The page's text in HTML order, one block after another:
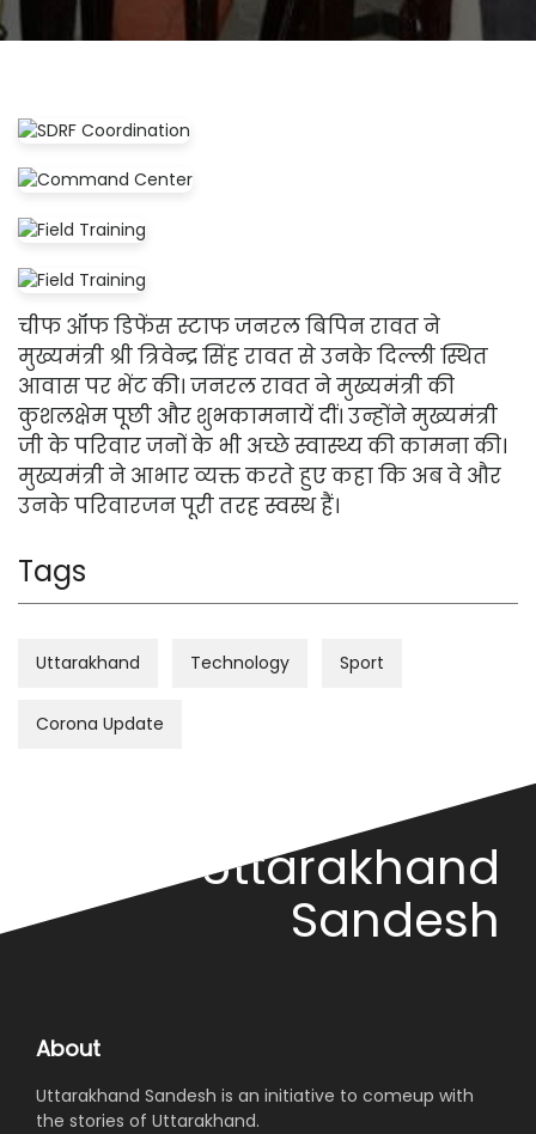
चीफ ऑफ डिफेंस स्टाफ जनरल बिपिन रावत ने
मुख्यमंत्री श्री त्रिवेन्द्र सिंह रावत से उनके दिल्ली स्थित
आवास पर भेंट की। जनरल रावत ने मुख्यमंत्री की
कुशलक्षेम पूछी और शुभकामनायें दीं। उन्होंने मुख्यमंत्री
जी के परिवार जनों के भी अच्छे स्वास्थ्य की कामना की।
मुख्यमंत्री ने आभार व्यक्त करते हुए कहा कि अब वे और
उनके परिवारजन पूरी तरह स्वस्थ हैं।
Tags
Uttarakhand Technology Sport
Corona Update
Uttarakhand
Sandesh
About
Uttarakhand Sandesh is an initiative to comeup with
the stories of Uttarakhand.